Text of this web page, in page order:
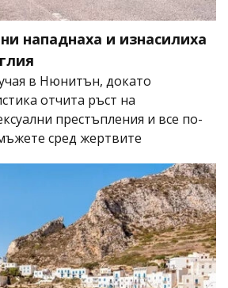
нападнаха и изнасилиха
в Нюнитън, докато
отчита ръст на
престъпления и все по-
сред жертвите